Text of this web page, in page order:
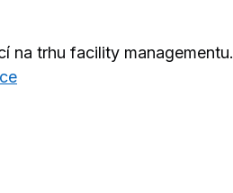
na trhu facility managementu.